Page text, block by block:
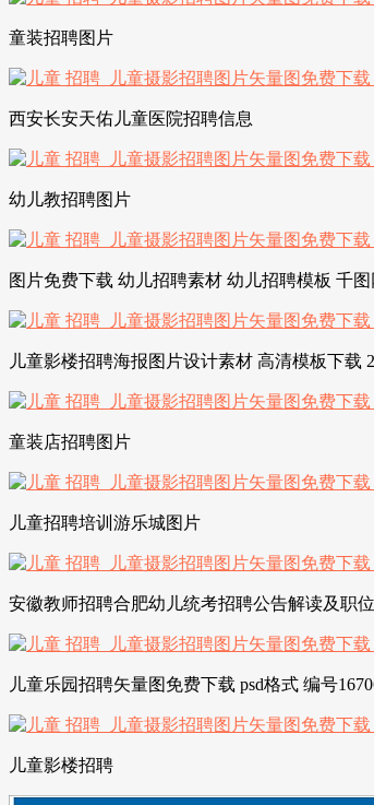
童装招聘图片
西安长安天佑儿童医院招聘信息
幼儿教招聘图片
图片免费下载 幼儿招聘素材 幼儿招聘模板 千图
儿童影楼招聘海报图片设计素材 高清模板下载
童装店招聘图片
儿童招聘培训游乐城图片
安徽教师招聘合肥幼儿统考招聘公告解读及职
儿童乐园招聘矢量图免费下载 psd格式 编号
儿童影楼招聘